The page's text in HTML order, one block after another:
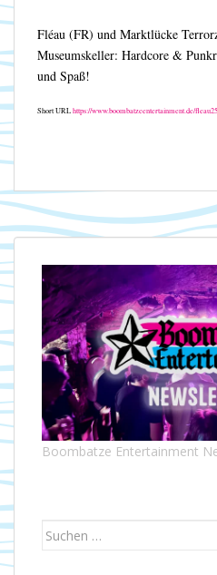
Fléau (FR) und Marktlücke
Museumskeller: Hardcore &
und Spaß!
Short URLhttps://www.boombatzeentertainment.de/fleau25
Boombatze Entertainment
Suchen